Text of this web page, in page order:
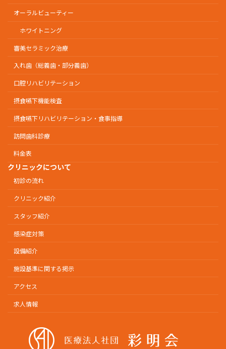
オーラルビューティー
ホワイトニング
審美セラミック治療
入れ歯（総義歯・部分義歯）
口腔リハビリテーション
摂食嚥下機能検査
摂食嚥下リハビリテーション・食事指導
訪問歯科診療
料金表
クリニックについて
初診の流れ
クリニック紹介
スタッフ紹介
感染症対策
設備紹介
施設基準に関する掲示
アクセス
求人情報